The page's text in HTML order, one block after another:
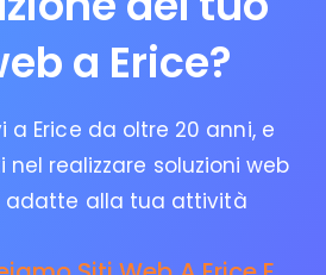
a Erice?
a Erice da oltre 20 anni, e
realizzare soluzioni web
adatte alla tua attività